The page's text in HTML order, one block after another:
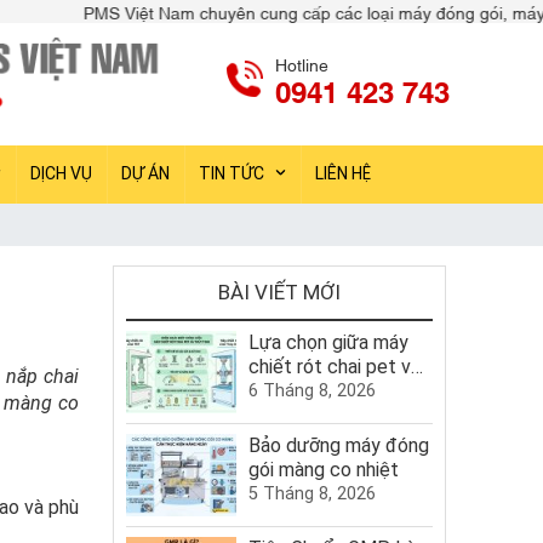
Nam chuyên cung cấp các loại máy đóng gói, máy chiết rót, máy
Hotline
0941 423 743
DỊCH VỤ DỰ ÁN TIN TỨC LIÊN HỆ
chai
co
và phù
BÀI VIẾT MỚI
Lựa chọn giữa máy
chiết rót chai pet và
máy chiết rót chai
6 Tháng 8, 2026
Bảo dưỡng máy đóng
gói màng co nhiệt
5 Tháng 8, 2026